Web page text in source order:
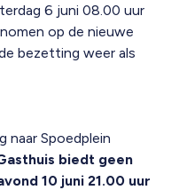
6 juni 08.00 uur
op de nieuwe
bezetting weer als
naar Spoedplein
biedt geen
10 juni 21.00 uur